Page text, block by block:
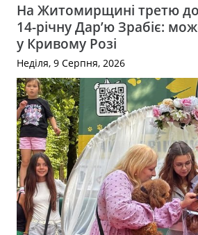
На Житомирщині третю
14-річну Дар’ю Зрабіє:
у Кривому Розі
Неділя, 9 Серпня, 2026